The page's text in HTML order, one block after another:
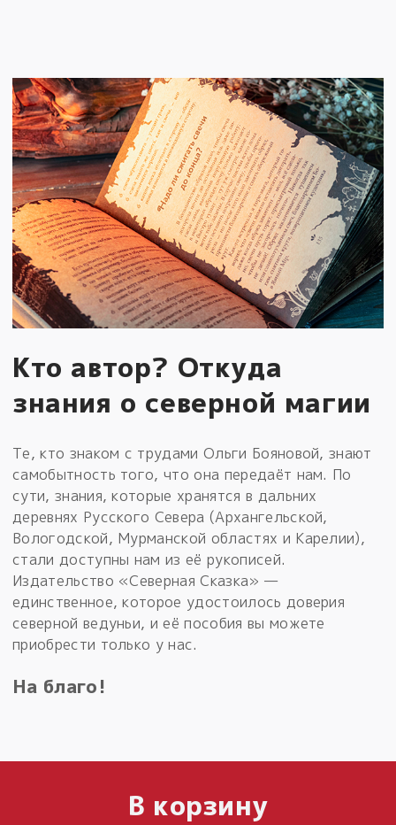
Кто автор? Откуда
знания о северной магии
Те, кто знаком с трудами Ольги Бояновой, знают
самобытность того, что она передаёт нам. По
сути, знания, которые хранятся в дальних
деревнях Русского Севера (Архангельской,
Вологодской, Мурманской областях и Карелии),
стали доступны нам из её рукописей.
Издательство «Северная Сказка» —
единственное, которое удостоилось доверия
северной ведуньи, и её пособия вы можете
приобрести только у нас.
На благо!
В корзину